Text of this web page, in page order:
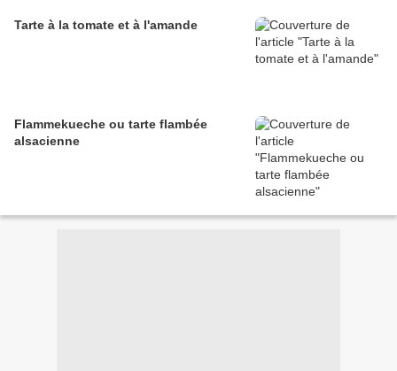
Tarte à la tomate et à l'amande
Flammekueche ou tarte flambée
alsacienne